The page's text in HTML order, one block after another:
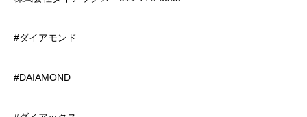
#ダイアモンド
#DAIAMOND